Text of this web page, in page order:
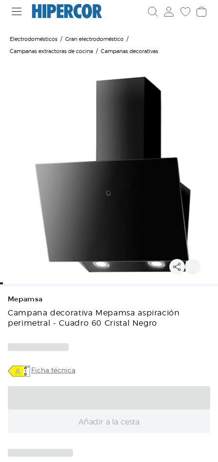
Electrodomésticos
Gran electrodoméstico
Campanas extractoras de cocina
Campanas decorativas
Mepamsa
Campana decorativa Mepamsa aspiración
perimetral - Cuadro 60 Cristal Negro
Ficha técnica
Añadir a la cesta